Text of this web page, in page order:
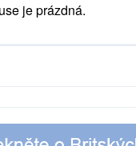
je prázdná.